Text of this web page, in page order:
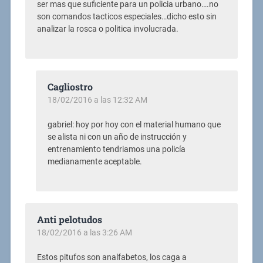
ser mas que suficiente para un policia urbano….no
son comandos tacticos especiales…dicho esto sin
analizar la rosca o politica involucrada.
Cagliostro
18/02/2016 a las 12:32 AM
gabriel: hoy por hoy con el material humano que
se alista ni con un año de instrucción y
entrenamiento tendriamos una policía
medianamente aceptable.
Anti pelotudos
18/02/2016 a las 3:26 AM
Estos pitufos son analfabetos, los caga a